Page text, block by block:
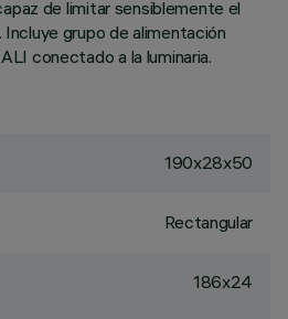
de limitar sensiblemente el
grupo de alimentación
conectado a la luminaria.
190x28x50
Rectangular
186x24